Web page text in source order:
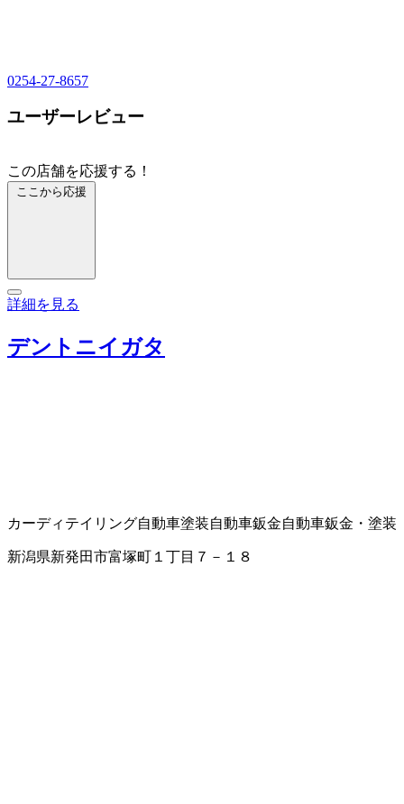
0254-27-8657
ユーザーレビュー
この店舗を応援する！
ここから応援
詳細を見る
デントニイガタ
カーディテイリング自動車塗装自動車鈑金自動車鈑金・塗装
新潟県新発田市富塚町１丁目７－１８